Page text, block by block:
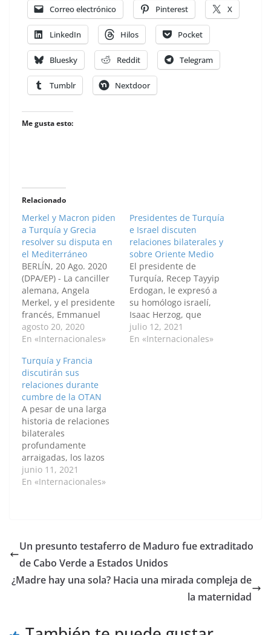
Correo electrónico Pinterest X
LinkedIn Hilos Pocket
Bluesky Reddit Telegram
Tumblr Nextdoor
Me gusta esto:
Relacionado
Merkel y Macron piden
a Turquía y Grecia
resolver su disputa en
el Mediterráneo
BERLÍN, 20 Ago. 2020
(DPA/EP) - La canciller
alemana, Angela
Merkel, y el presidente
francés, Emmanuel
Macron, han pedido
este jueves a Turquía y
tensión y resolver su
disputa marítima en el
Mediterráneo oriental.
"Necesitamos
estabilidad ahí y no
tensión", ha
manifestado Merkel
tras reunirse con
Macron…
agosto 20, 2020
En «Internacionales»
Presidentes de Turquía
e Israel discuten
relaciones bilaterales y
sobre Oriente Medio
El presidente de
Turquía, Recep Tayyip
Erdogan, le expresó a
su homólogo israelí,
Isaac Herzog, que
existe un alto potencial
de cooperación entre
julio 12, 2021
En «Internacionales»
Turquía y Francia
discutirán sus
relaciones durante
cumbre de la OTAN
A pesar de una larga
historia de relaciones
bilaterales
profundamente
arraigadas, los lazos
turco-franceses se han
tensado en los últimos
Francia. Por: Faruk
Zorlu, Beyza Binnur
Donmez / Anadolu El
presidente de Turquía,
junio 11, 2021
En «Internacionales»
Un presunto testaferro de Maduro fue extraditado
de Cabo Verde a Estados Unidos
¿Madre hay una sola? Hacia una mirada compleja de
la maternidad